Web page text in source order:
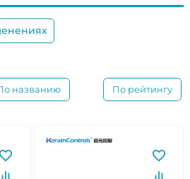
названию По рейтингу